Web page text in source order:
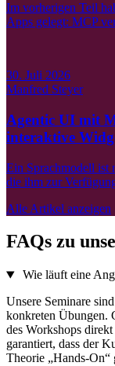
Im vorherigen Teil
Apps gelegt: MCP
30. Juli 2026
Manfred Steyer
Agentic UI mit
interaktive
Ein Sprachmodell ist
die ihm zur
Alle Artikel anzeigen
FAQs zu
Wie läuft eine
Unsere Seminare
konkreten Übungen.
des Workshops
garantiert, dass der
Theorie „Hands-On“